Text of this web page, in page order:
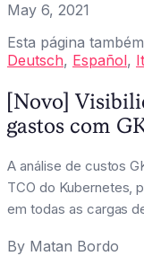
May 6, 2021
Esta página
Deutsch, Español,
[Novo]
gastos com
A análise de custos
TCO do Kubernetes,
em todas as cargas
By Matan Bordo